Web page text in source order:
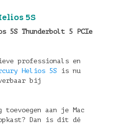
5S
5S Thunderbolt 5 PCIe
professionals en
Helios 5S is nu
bij
aan je Mac
Dan is dit dé